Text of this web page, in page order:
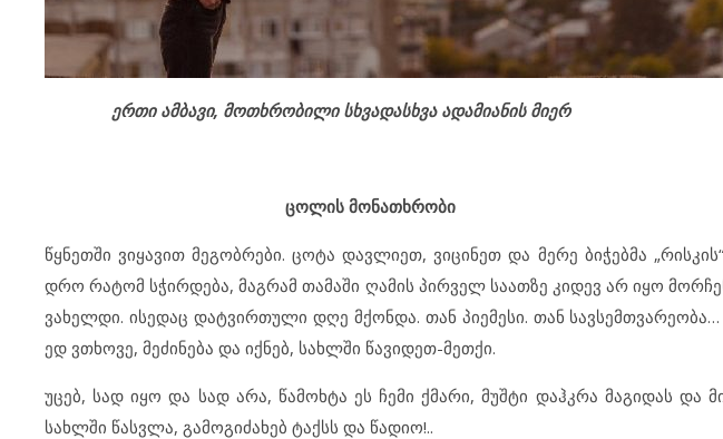
ერთი ამბავი, მოთხრობილი სხვადასხვა ადამიანის მიერ
ცოლის მონათხრობი
წყნეთში ვიყავით მეგობრები. ცოტა დავლიეთ, ვიცინეთ და მერე ბიჭებმა
დრო რატომ სჭირდება, მაგრამ თამაში ღამის პირველ საათზე კიდევ არ იყო
ვახელდი. ისედაც დატვირთული დღე მქონდა. თან პიემესი. თან
ედ ვთხოვე, მეძინება და იქნებ, სახლში წავიდეთ-მეთქი.
უცებ, სად იყო და სად არა, წამოხტა ეს ჩემი ქმარი, მუშტი დაჰკრა მაგიდას
სახლში წასვლა, გამოგიძახებ ტაქსს და წადიო!..